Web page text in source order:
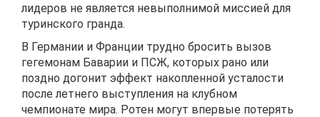
лидеров не является невыполнимой миссией для
туринского гранда.
В Германии и Франции трудно бросить вызов
гегемонам Баварии и ПСЖ, которых рано или
поздно догонит эффект накопленной усталости
после летнего выступления на клубном
чемпионате мира. Ротен могут впервые потерять